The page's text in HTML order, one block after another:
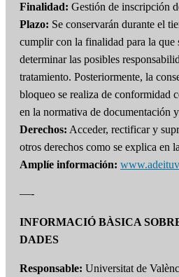
Finalidad: Gestión de inscripción
Plazo: Se conservarán durante el
cumplir con la finalidad para la que
determinar las posibles
tratamiento. Posteriormente, la
bloqueo se realiza de conformidad
en la normativa de documentación
Derechos: Acceder, rectificar y
otros derechos como se explica en
Amplíe información:
—-
INFORMACIÓ BÀSICA
DADES
Responsable: Universitat de